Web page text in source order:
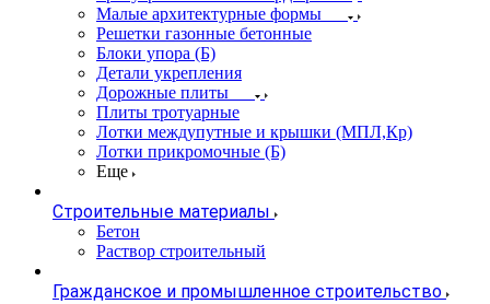
Малые архитектурные формы
Решетки газонные бетонные
Блоки упора (Б)
Детали укрепления
Дорожные плиты
Плиты тротуарные
Лотки междупутные и крышки (МПЛ,Кр)
Лотки прикромочные (Б)
Еще
Строительные материалы
Бетон
Раствор строительный
Гражданское и промышленное строительство